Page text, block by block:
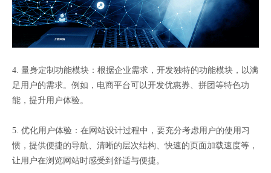
4. 量身定制功能模块：根据企业需求，开发独特的功能模块，以满
足用户的需求。例如，电商平台可以开发优惠券、拼团等特色功
能，提升用户体验。
5. 优化用户体验：在网站设计过程中，要充分考虑用户的使用习
惯，提供便捷的导航、清晰的层次结构、快速的页面加载速度等，
让用户在浏览网站时感受到舒适与便捷。